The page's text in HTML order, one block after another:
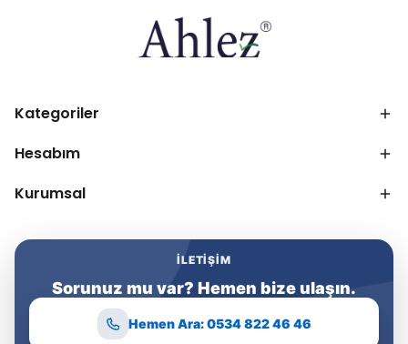
Kategoriler
Hesabım
Kurumsal
İLETIŞIM
Sorunuz mu var? Hemen bize ulaşın.
Hemen Ara: 0534 822 46 46